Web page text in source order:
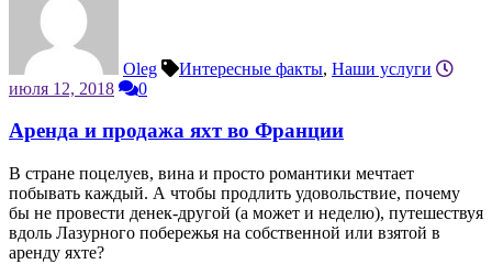
Oleg Интересные факты, Наши услуги
июля 12, 2018
0
Аренда и продажа яхт во Франции
В стране поцелуев, вина и просто романтики мечтает
побывать каждый. А чтобы продлить удовольствие, почему
бы не провести денек-другой (а может и неделю), путешествуя
вдоль Лазурного побережья на собственной или взятой в
аренду яхте?